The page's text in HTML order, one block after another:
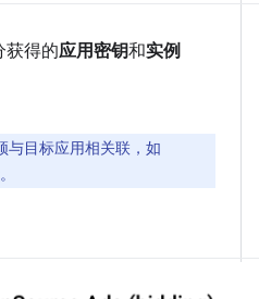
获得的应用密钥和实例
与目标应用相关联，如